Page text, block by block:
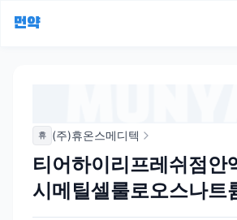
먼약
휴 (주)휴온스메디텍
티어하이리프레쉬점안
시메틸셀룰로오스나트